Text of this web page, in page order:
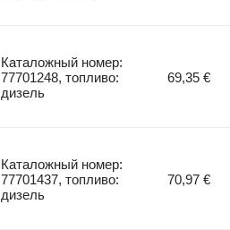
Каталожный номер:
77701248, топливо:
дизель
69,35 €
Каталожный номер:
77701437, топливо:
дизель
70,97 €